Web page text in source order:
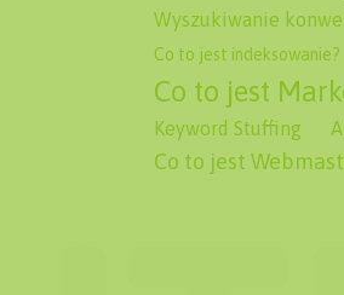
Wyszukiwanie
Co to jest indeksowanie?
Co to jest
Keyword Stuffing
Co to jest